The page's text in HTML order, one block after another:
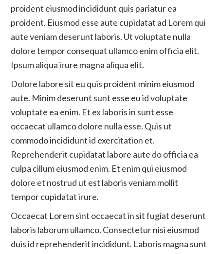
proident eiusmod incididunt quis pariatur ea
proident. Eiusmod esse aute cupidatat ad Lorem qui
aute veniam deserunt laboris. Ut voluptate nulla
dolore tempor consequat ullamco enim officia elit.
Ipsum aliqua irure magna aliqua elit.
Dolore labore sit eu quis proident minim eiusmod
aute. Minim deserunt sunt esse eu id voluptate
voluptate ea enim. Et ex laboris in sunt esse
occaecat ullamco dolore nulla esse. Quis ut
commodo incididunt id exercitation et.
Reprehenderit cupidatat labore aute do officia ea
culpa cillum eiusmod enim. Et enim qui eiusmod
dolore et nostrud ut est laboris veniam mollit
tempor cupidatat irure.
Occaecat Lorem sint occaecat in sit fugiat deserunt
laboris laborum ullamco. Consectetur nisi eiusmod
duis id reprehenderit incididunt. Laboris magna sunt